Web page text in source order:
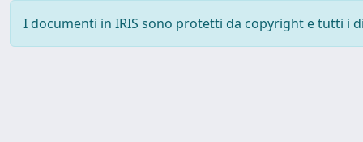
I documenti in IRIS sono protetti da copyright e tutti i